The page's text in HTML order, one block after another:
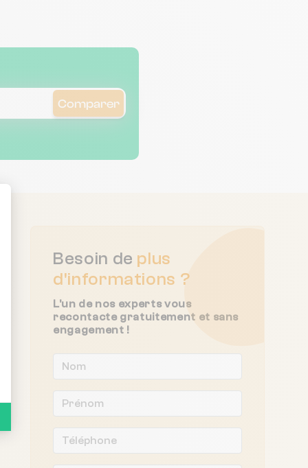
: Personnalisez vos Options
Comparer
Besoin de plus
d'informations ?
L'un de nos experts vous
recontacte gratuitement et sans
engagement !